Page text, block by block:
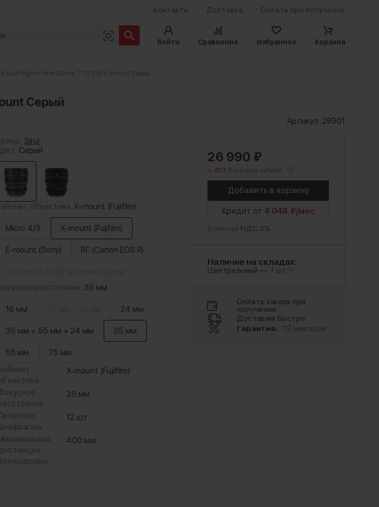
Контакты Доставка Оплата при получении
Войти
Сравнение Избранное Корзина
Sirui Nightwalker 35mm T1.2 S35 X-mount Серый
Серый
Артикул: 29901
Sirui
Серый
объектива: X-mount (Fujifilm)
Micro 4/3 X-mount (Fujifilm)
E-mount (Sony) RF (Canon EOS R)
расстояние: 35 мм
16 мм 24 мм
35 мм + 55 мм + 24 мм 35 мм
55 мм
75 мм
X-mount (Fujifilm)
35 мм
12 шт
400 мм
26 990 ₽
+ 433 Бонусных рублей
Кредит от 4 048 ₽/мес
Включая НДС 5%
Наличие на складах:
Центральный — 1 шт.
Оплата заказа при
получении
Доставим быстро
Гарантия:
12 месяцев